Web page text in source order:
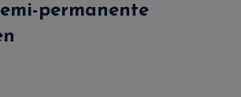
permanente